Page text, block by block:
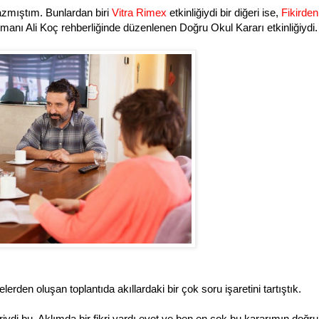
Bunlardan biri Vitra Rimex etkinliğiydi bir diğeri ise,
Ali Koç rehberliğinde düzenlenen Doğru Okul Kararı etkinliğiydi.
oluşan toplantıda akıllardaki bir çok soru işaretini tartıştık.